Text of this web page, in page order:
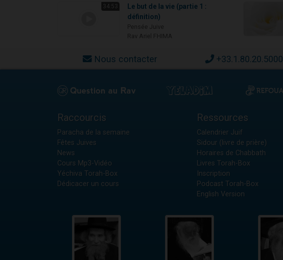
34:53
Le but de la vie (partie 1 :
définition)
Nous contacter +33.1.80.20.5000
Raccourcis
Paracha de la semaine
Fêtes Juives
News
Cours Mp3-Vidéo
Yéchiva Torah-Box
Dédicacer un cours
Ressources
Calendrier Juif
Sidour (livre de prière)
Horaires de Chabbath
Livres Torah-Box
Inscription
Podcast Torah-Box
English Version